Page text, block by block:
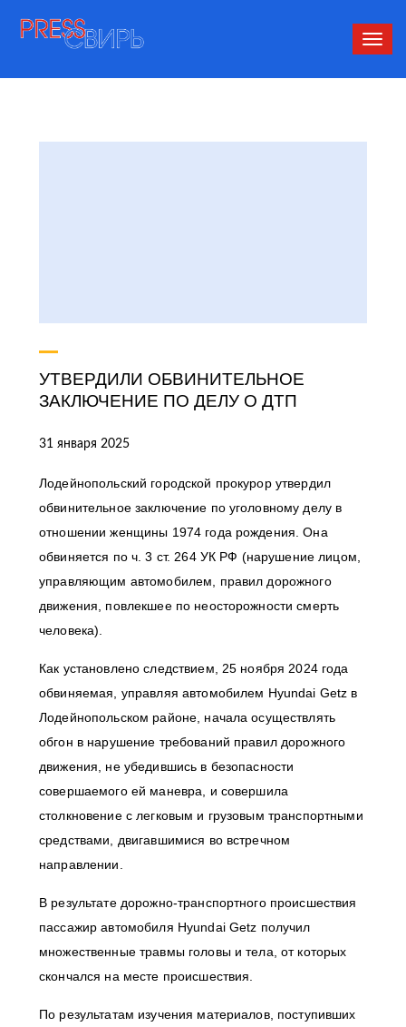
УТВЕРДИЛИ ОБВИНИТЕЛЬНОЕ
ЗАКЛЮЧЕНИЕ ПО ДЕЛУ О ДТП
31 января 2025
Лодейнопольский городской прокурор утвердил
обвинительное заключение по уголовному делу в
отношении женщины 1974 года рождения. Она
обвиняется по ч. 3 ст. 264 УК РФ (нарушение лицом,
управляющим автомобилем, правил дорожного
движения, повлекшее по неосторожности смерть
человека).
Как установлено следствием, 25 ноября 2024 года
обвиняемая, управляя автомобилем Hyundai Getz в
Лодейнопольском районе, начала осуществлять
обгон в нарушение требований правил дорожного
движения, не убедившись в безопасности
совершаемого ей маневра, и совершила
столкновение с легковым и грузовым транспортными
средствами, двигавшимися во встречном
направлении.
В результате дорожно-транспортного происшествия
пассажир автомобиля Hyundai Getz получил
множественные травмы головы и тела, от которых
скончался на месте происшествия.
По результатам изучения материалов, поступивших